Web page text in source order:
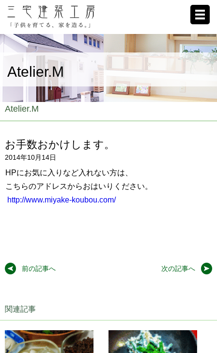
ホーム
家への想い
施工例
ブログ
リクルート
お客様の声
会社概要
Atelier.M
Atelier.M
お手数おかけします。
2014年10月14日
HPにお気に入りなど入れない方は、
こちらのアドレスからおはいりください。
http://www.miyake-koubou.com/
前の記事へ 次の記事へ
関連記事